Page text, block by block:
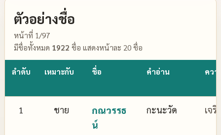
ตัวอย่างชื่อ
หน้าที่ 1/97
มีชื่อทั้งหมด 1922 ชื่อ แสดงหน้าละ 20 ชื่อ
ลำดับ เหมาะกับ ชื่อ คำอ่าน คว
1 ชาย
กณวรรธ
น์
กะนะวัด เจ